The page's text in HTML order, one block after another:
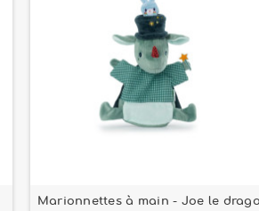
Marionnettes à main - Joe le